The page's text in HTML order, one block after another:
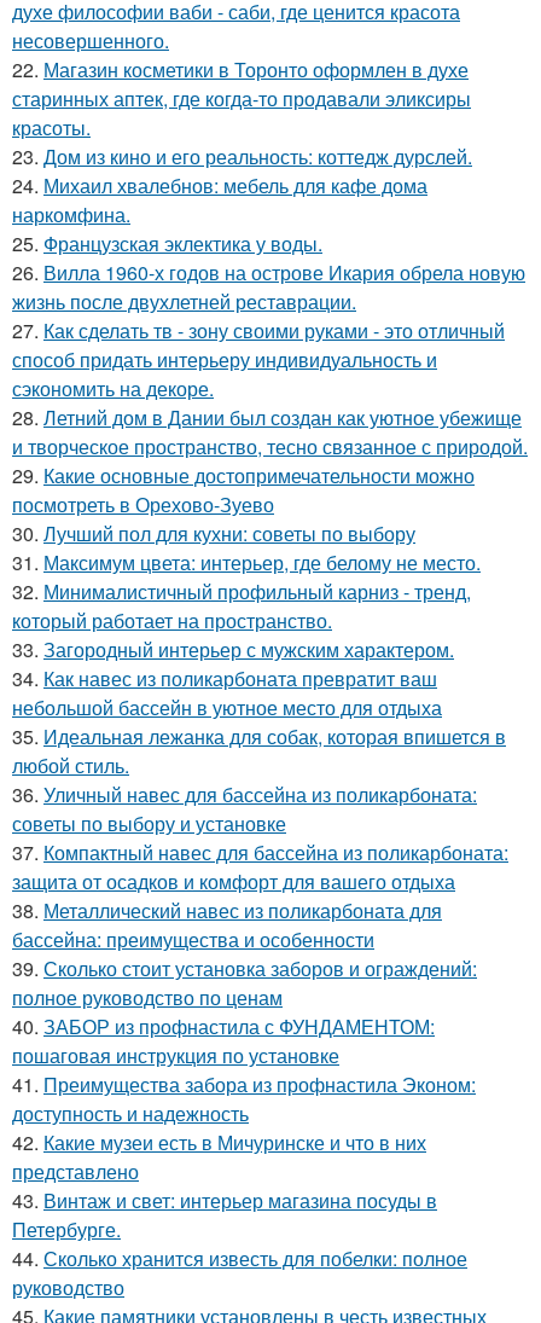
духе философии ваби - саби, где ценится красота
несовершенного.
22. Магазин косметики в Торонто оформлен в духе
старинных аптек, где когда-то продавали эликсиры
красоты.
23. Дом из кино и его реальность: коттедж дурслей.
24. Михаил хвалебнов: мебель для кафе дома
наркомфина.
25. Французская эклектика у воды.
26. Вилла 1960-х годов на острове Икария обрела новую
жизнь после двухлетней реставрации.
27. Как сделать тв - зону своими руками - это отличный
способ придать интерьеру индивидуальность и
сэкономить на декоре.
28. Летний дом в Дании был создан как уютное убежище
и творческое пространство, тесно связанное с природой.
29. Какие основные достопримечательности можно
посмотреть в Орехово-Зуево
30. Лучший пол для кухни: советы по выбору
31. Максимум цвета: интерьер, где белому не место.
32. Минималистичный профильный карниз - тренд,
который работает на пространство.
33. Загородный интерьер с мужским характером.
34. Как навес из поликарбоната превратит ваш
небольшой бассейн в уютное место для отдыха
35. Идеальная лежанка для собак, которая впишется в
любой стиль.
36. Уличный навес для бассейна из поликарбоната:
советы по выбору и установке
37. Компактный навес для бассейна из поликарбоната:
защита от осадков и комфорт для вашего отдыха
38. Металлический навес из поликарбоната для
бассейна: преимущества и особенности
39. Сколько стоит установка заборов и ограждений:
полное руководство по ценам
40. ЗАБОР из профнастила с ФУНДАМЕНТОМ:
пошаговая инструкция по установке
41. Преимущества забора из профнастила Эконом:
доступность и надежность
42. Какие музеи есть в Мичуринске и что в них
представлено
43. Винтаж и свет: интерьер магазина посуды в
Петербурге.
44. Сколько хранится известь для побелки: полное
руководство
45. Какие памятники установлены в честь известных